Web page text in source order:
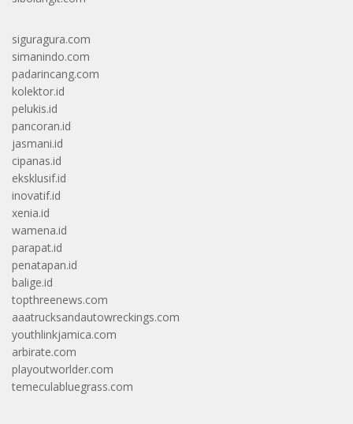
siguragura.com
simanindo.com
padarincang.com
kolektor.id
pelukis.id
pancoran.id
jasmani.id
cipanas.id
eksklusif.id
inovatif.id
xenia.id
wamena.id
parapat.id
penatapan.id
balige.id
topthreenews.com
aaatrucksandautowreckings.com
youthlinkjamica.com
arbirate.com
playoutworlder.com
temeculabluegrass.com